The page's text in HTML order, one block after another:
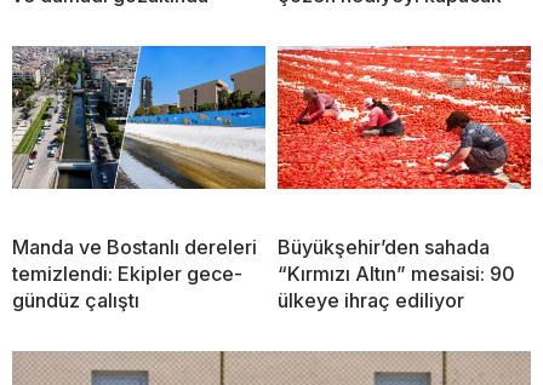
Manda ve Bostanlı dereleri
temizlendi: Ekipler gece-
gündüz çalıştı
Büyükşehir’den sahada
“Kırmızı Altın” mesaisi: 90
ülkeye ihraç ediliyor